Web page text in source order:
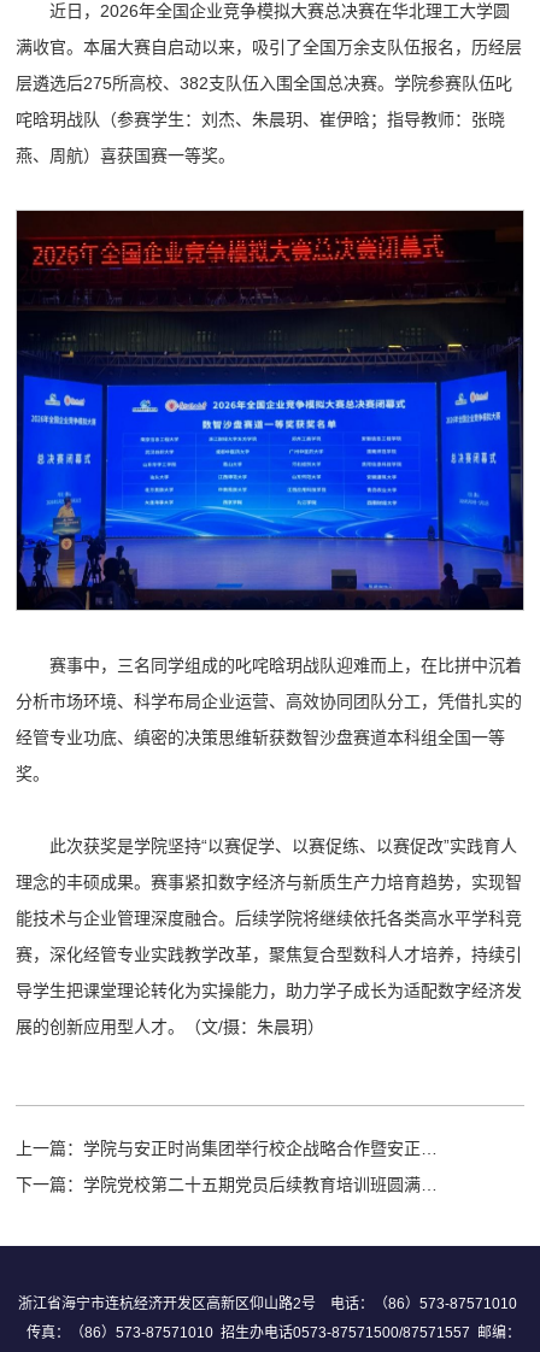
近日，2026年全国企业竞争模拟大赛总决赛在华北理工大学圆
满收官。本届大赛自启动以来，吸引了全国万余支队伍报名，历经层
层遴选后275所高校、382支队伍入围全国总决赛。学院参赛队伍叱
咤晗玥战队（参赛学生：刘杰、朱晨玥、崔伊晗；指导教师：张晓
燕、周航）喜获国赛一等奖。
赛事中，三名同学组成的叱咤晗玥战队迎难而上，在比拼中沉着
分析市场环境、科学布局企业运营、高效协同团队分工，凭借扎实的
经管专业功底、缜密的决策思维斩获数智沙盘赛道本科组全国一等
奖。
此次获奖是学院坚持“以赛促学、以赛促练、以赛促改”实践育人
理念的丰硕成果。赛事紧扣数字经济与新质生产力培育趋势，实现智
能技术与企业管理深度融合。后续学院将继续依托各类高水平学科竞
赛，深化经管专业实践教学改革，聚焦复合型数科人才培养，持续引
导学生把课堂理论转化为实操能力，助力学子成长为适配数字经济发
展的创新应用型人才。（文/摄：朱晨玥）
上一篇：
学院与安正时尚集团举行校企战略合作暨安正教育基金捐赠签约仪式
下一篇：
学院党校第二十五期党员后续教育培训班圆满落幕
浙江省海宁市连杭经济开发区高新区仰山路2号 电话：（86）573-87571010
传真：（86）573-87571010 招生办电话0573-87571500/87571557 邮编：